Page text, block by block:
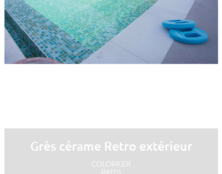
Grès cérame Retro extérieur
COLORKER
Retro